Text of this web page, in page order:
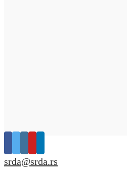
srda@srda.rs